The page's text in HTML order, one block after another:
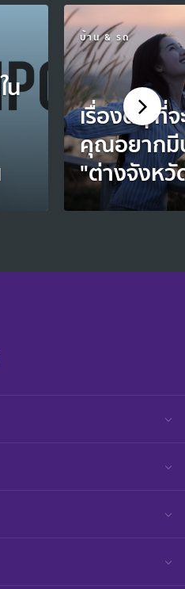
น
บ้าน & รถ
เรื่องดีๆ ที่จ
คุณอยากมี
"ต่างจังห